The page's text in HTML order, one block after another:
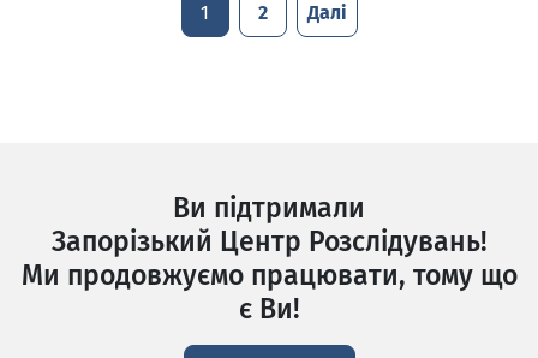
1 2 Далі
Ви підтримали
Запорізький Центр Розслідувань!
Ми продовжуємо працювати, тому що
є Ви!